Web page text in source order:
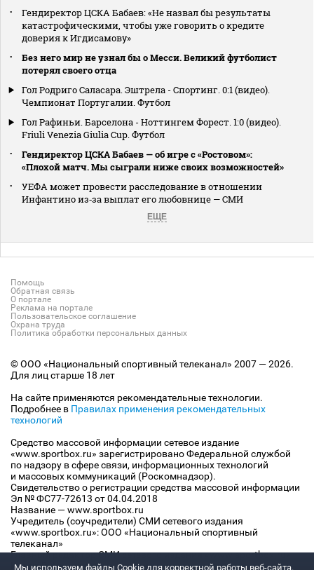
Гендиректор ЦСКА Бабаев: «Не назвал бы результаты
катастрофическими, чтобы уже говорить о кредите
доверия к Игдисамову»
Без него мир не узнал бы о Месси. Великий футболист
потерял своего отца
Гол Родриго Саласара. Эштрела - Спортинг. 0:1 (видео).
Чемпионат Португалии. Футбол
Гол Рафиньи. Барселона - Ноттингем Форест. 1:0 (видео).
Friuli Venezia Giulia Cup. Футбол
Гендиректор ЦСКА Бабаев — об игре с «Ростовом»:
«Плохой матч. Мы сыграли ниже своих возможностей»
УЕФА может провести расследование в отношении
Инфантино из‑за выплат его любовнице — СМИ
ЕЩЕ
Помощь
Обратная связь
О портале
Реклама на портале
Пользовательское соглашение
Охрана труда
Политика обработки персональных данных
© ООО «Национальный спортивный телеканал» 2007 — 2026.
Для лиц старше 18 лет
На сайте применяются рекомендательные технологии.
Подробнее в Правилах применения рекомендательных
технологий
Средство массовой информации сетевое издание
«www.sportbox.ru» зарегистрировано Федеральной службой
по надзору в сфере связи, информационных технологий
и массовых коммуникаций (Роскомнадзор).
Свидетельство о регистрации средства массовой информации
Эл № ФС77-72613 от 04.04.2018
Название — www.sportbox.ru
Учредитель (соучредители) СМИ сетевого издания
«www.sportbox.ru»: ООО «Национальный спортивный
телеканал»
Главный редактор СМИ сетевого издания «www.sportbox.ru»:
Конов В.А.
Мы используем файлы Сookie для корректной работы веб-сайта.